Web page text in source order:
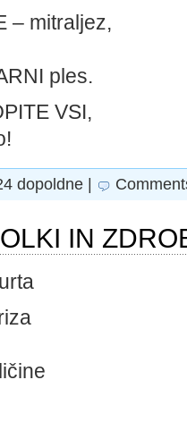
– mitraljez,
ples.
VSI,
dopoldne |
IN